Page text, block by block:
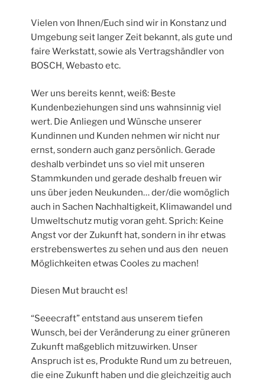
Vielen von Ihnen/Euch sind wir in Konstanz und
Umgebung seit langer Zeit bekannt, als gute und
faire Werkstatt, sowie als Vertragshändler von
BOSCH, Webasto etc.
Wer uns bereits kennt, weiß: Beste
Kundenbeziehungen sind uns wahnsinnig viel
wert. Die Anliegen und Wünsche unserer
Kundinnen und Kunden nehmen wir nicht nur
ernst, sondern auch ganz persönlich. Gerade
deshalb verbindet uns so viel mit unseren
Stammkunden und gerade deshalb freuen wir
uns über jeden Neukunden… der/die womöglich
auch in Sachen Nachhaltigkeit, Klimawandel und
Umweltschutz mutig voran geht. Sprich: Keine
Angst vor der Zukunft hat, sondern in ihr etwas
erstrebenswertes zu sehen und aus den neuen
Möglichkeiten etwas Cooles zu machen!
Diesen Mut braucht es!
“Seeecraft” entstand aus unserem tiefen
Wunsch, bei der Veränderung zu einer grüneren
Zukunft maßgeblich mitzuwirken. Unser
Anspruch ist es, Produkte Rund um zu betreuen,
die eine Zukunft haben und die gleichzeitig auch